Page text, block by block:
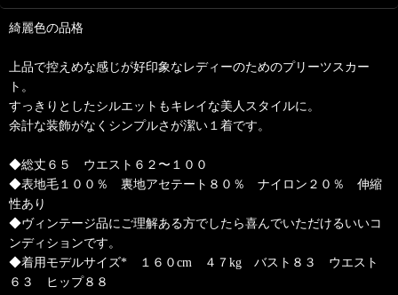
綺麗色の品格
上品で控えめな感じが好印象なレディーのためのプリーツスカー
ト。
すっきりとしたシルエットもキレイな美人スタイルに。
余計な装飾がなくシンプルさが潔い１着です。
◆総丈６５ ウエスト６２〜１００
◆表地毛１００％ 裏地アセテート８０％ ナイロン２０％ 伸縮
性あり
◆ヴィンテージ品にご理解ある方でしたら喜んでいただけるいいコ
ンディションです。
◆着用モデルサイズ* １６０cm ４７kg バスト８３ ウエスト
６３ ヒップ８８